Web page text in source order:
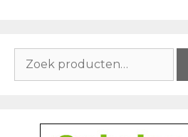
naar: